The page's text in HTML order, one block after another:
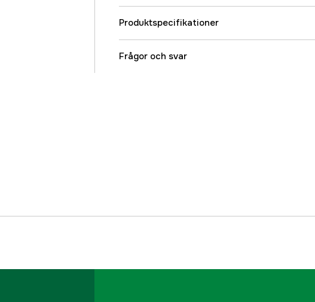
Produktspecifikationer
Krokstorlek, drag
Frågor och svar